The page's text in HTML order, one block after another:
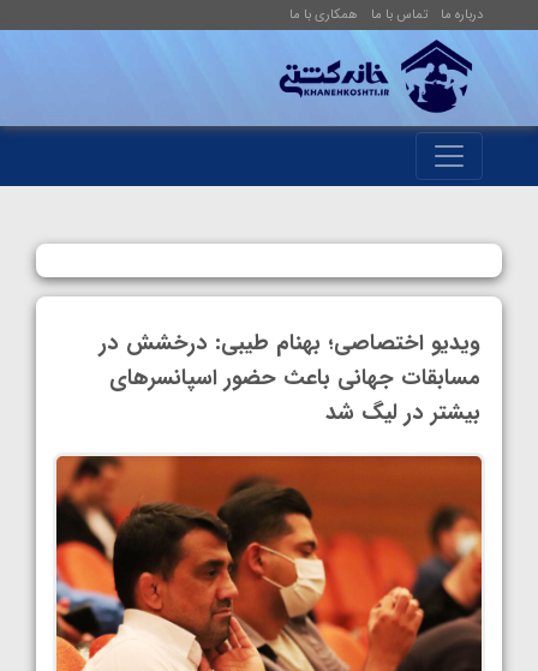
درباره ما تماس با ما همکاری با ما
ویدیو اختصاصی؛ بهنام طیبی: درخشش در
مسابقات جهانی باعث حضور اسپانسرهای
بیشتر در لیگ شد